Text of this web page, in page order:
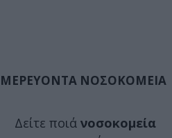
ΝΟΣΟΚΟΜΕΙΑ
Δείτε ποιά νοσοκομεία